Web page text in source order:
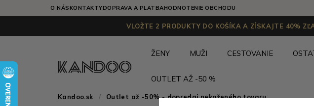
O NÁSKONTAKTYDOPRAVA A PLATBAHODNOTENIE OBCHODU
VLOŽTE 2 PRODUKTY DO KOŠÍKA A ZÍSKAJTE 40%
ŽENY MUŽI CESTOVANIE
OUTLET AŽ -50 %
Kandoo.sk Outlet až -50% - dopredaj nekoženého tovaru